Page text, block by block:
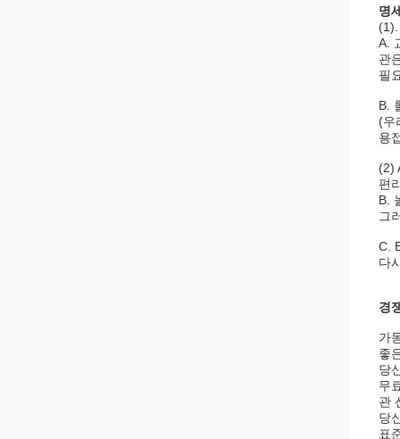
명
A.
관
필
B.
(우
용
(2)
편
B.
그
C.
다
경
가
좋
당
무
관
당
표